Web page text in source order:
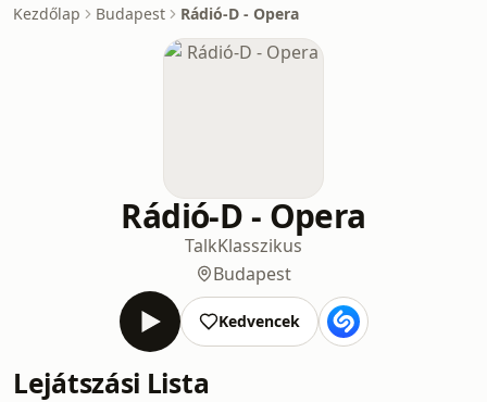
Kezdőlap Budapest Rádió-D - Opera
Rádió-D - Opera
TalkKlasszikus
Budapest
Kedvencek
Lejátszási Lista